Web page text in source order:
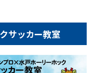
サッカー教室